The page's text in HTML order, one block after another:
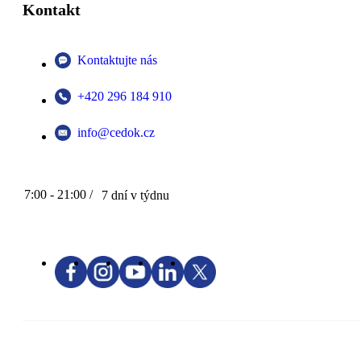
Kontakt
Kontaktujte nás
+420 296 184 910
info@cedok.cz
7:00 - 21:00 / 7 dní v týdnu